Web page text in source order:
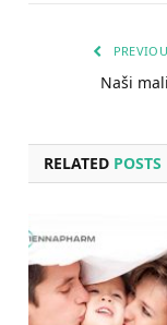
Naši
RELATED POSTS